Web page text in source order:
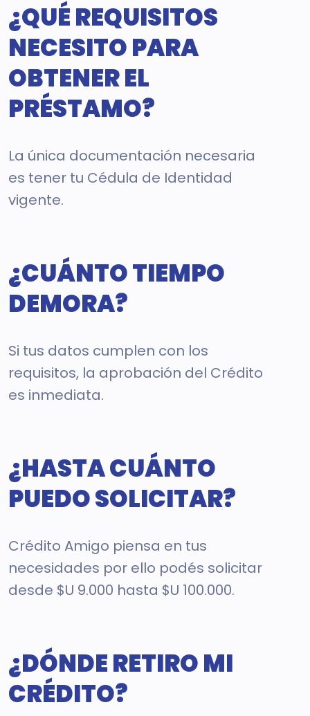
¿QUÉ REQUISITOS
NECESITO PARA
OBTENER EL
PRÉSTAMO?
La única documentación necesaria
es tener tu Cédula de Identidad
vigente.
¿CUÁNTO TIEMPO
DEMORA?
Si tus datos cumplen con los
requisitos, la aprobación del Crédito
es inmediata.
¿HASTA CUÁNTO
PUEDO SOLICITAR?
Crédito Amigo piensa en tus
necesidades por ello podés solicitar
desde $U 9.000 hasta $U 100.000.
¿DÓNDE RETIRO MI
CRÉDITO?